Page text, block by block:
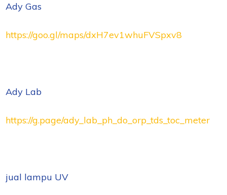
Ady Gas
https://goo.gl/maps/dxH7ev1whuFVSpxv8
Ady Lab
https://g.page/ady_lab_ph_do_orp_tds_toc_meter
jual lampu UV